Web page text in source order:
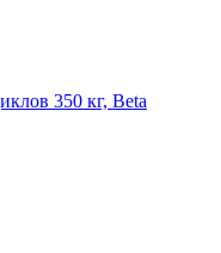
350 кг, Beta